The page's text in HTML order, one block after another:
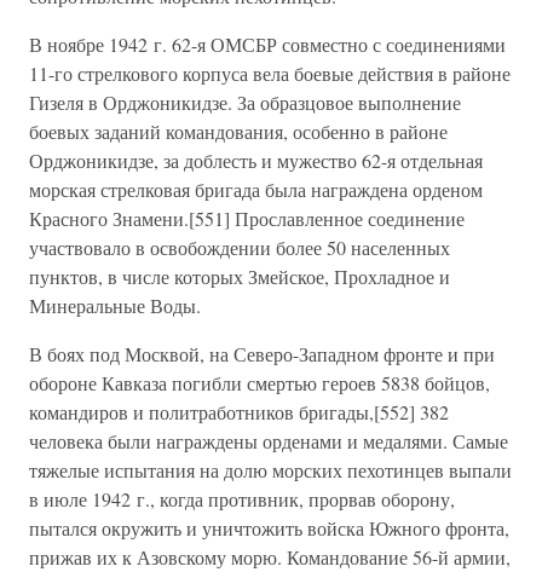
В ноябре 1942 г. 62-я ОМСБР совместно с соединениями
11-го стрелкового корпуса вела боевые действия в районе
Гизеля в Орджоникидзе. За образцовое выполнение
боевых заданий командования, особенно в районе
Орджоникидзе, за доблесть и мужество 62-я отдельная
морская стрелковая бригада была награждена орденом
Красного Знамени.[551] Прославленное соединение
участвовало в освобождении более 50 населенных
пунктов, в числе которых Змейское, Прохладное и
Минеральные Воды.
В боях под Москвой, на Северо-Западном фронте и при
обороне Кавказа погибли смертью героев 5838 бойцов,
командиров и политработников бригады,[552] 382
человека были награждены орденами и медалями. Самые
тяжелые испытания на долю морских пехотинцев выпали
в июле 1942 г., когда противник, прорвав оборону,
пытался окружить и уничтожить войска Южного фронта,
прижав их к Азовскому морю. Командование 56-й армии,